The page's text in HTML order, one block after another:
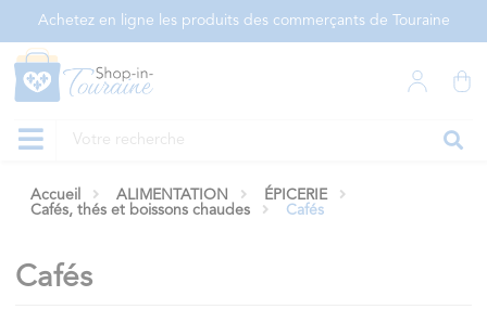
Achetez en ligne les produits des commerçants de Touraine
Accueil ALIMENTATION
ÉPICERIE
Cafés, thés et boissons chaudes
Cafés
Cafés
Panneau de gestion des cookies